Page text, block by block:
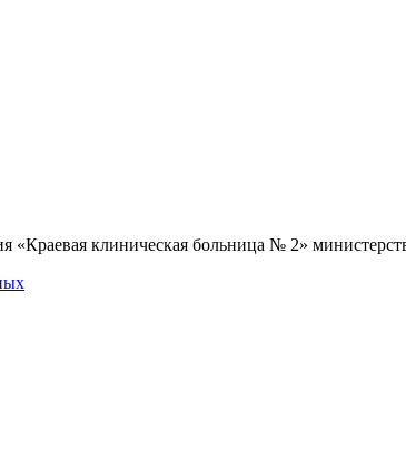
клиническая больница № 2»